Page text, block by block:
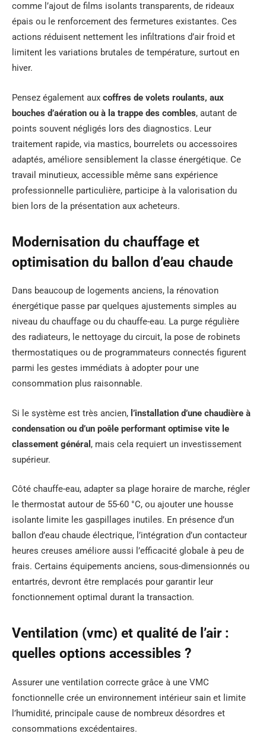
comme l’ajout de films isolants transparents, de rideaux
épais ou le renforcement des fermetures existantes. Ces
actions réduisent nettement les infiltrations d’air froid et
limitent les variations brutales de température, surtout en
hiver.
Pensez également aux coffres de volets roulants, aux
bouches d’aération ou à la trappe des combles, autant de
points souvent négligés lors des diagnostics. Leur
traitement rapide, via mastics, bourrelets ou accessoires
adaptés, améliore sensiblement la classe énergétique. Ce
travail minutieux, accessible même sans expérience
professionnelle particulière, participe à la valorisation du
bien lors de la présentation aux acheteurs.
Modernisation du chauffage et
optimisation du ballon d’eau chaude
Dans beaucoup de logements anciens, la rénovation
énergétique passe par quelques ajustements simples au
niveau du chauffage ou du chauffe-eau. La purge régulière
des radiateurs, le nettoyage du circuit, la pose de robinets
thermostatiques ou de programmateurs connectés figurent
parmi les gestes immédiats à adopter pour une
consommation plus raisonnable.
Si le système est très ancien, l’installation d’une chaudière à
condensation ou d’un poêle performant optimise vite le
classement général , mais cela requiert un investissement
supérieur.
Côté chauffe-eau, adapter sa plage horaire de marche, régler
le thermostat autour de 55-60 °C, ou ajouter une housse
isolante limite les gaspillages inutiles. En présence d’un
ballon d’eau chaude électrique, l’intégration d’un contacteur
heures creuses améliore aussi l’efficacité globale à peu de
frais. Certains équipements anciens, sous-dimensionnés ou
entartrés, devront être remplacés pour garantir leur
fonctionnement optimal durant la transaction.
Ventilation (vmc) et qualité de l’air :
quelles options accessibles ?
Assurer une ventilation correcte grâce à une VMC
fonctionnelle crée un environnement intérieur sain et limite
l’humidité, principale cause de nombreux désordres et
consommations excédentaires.